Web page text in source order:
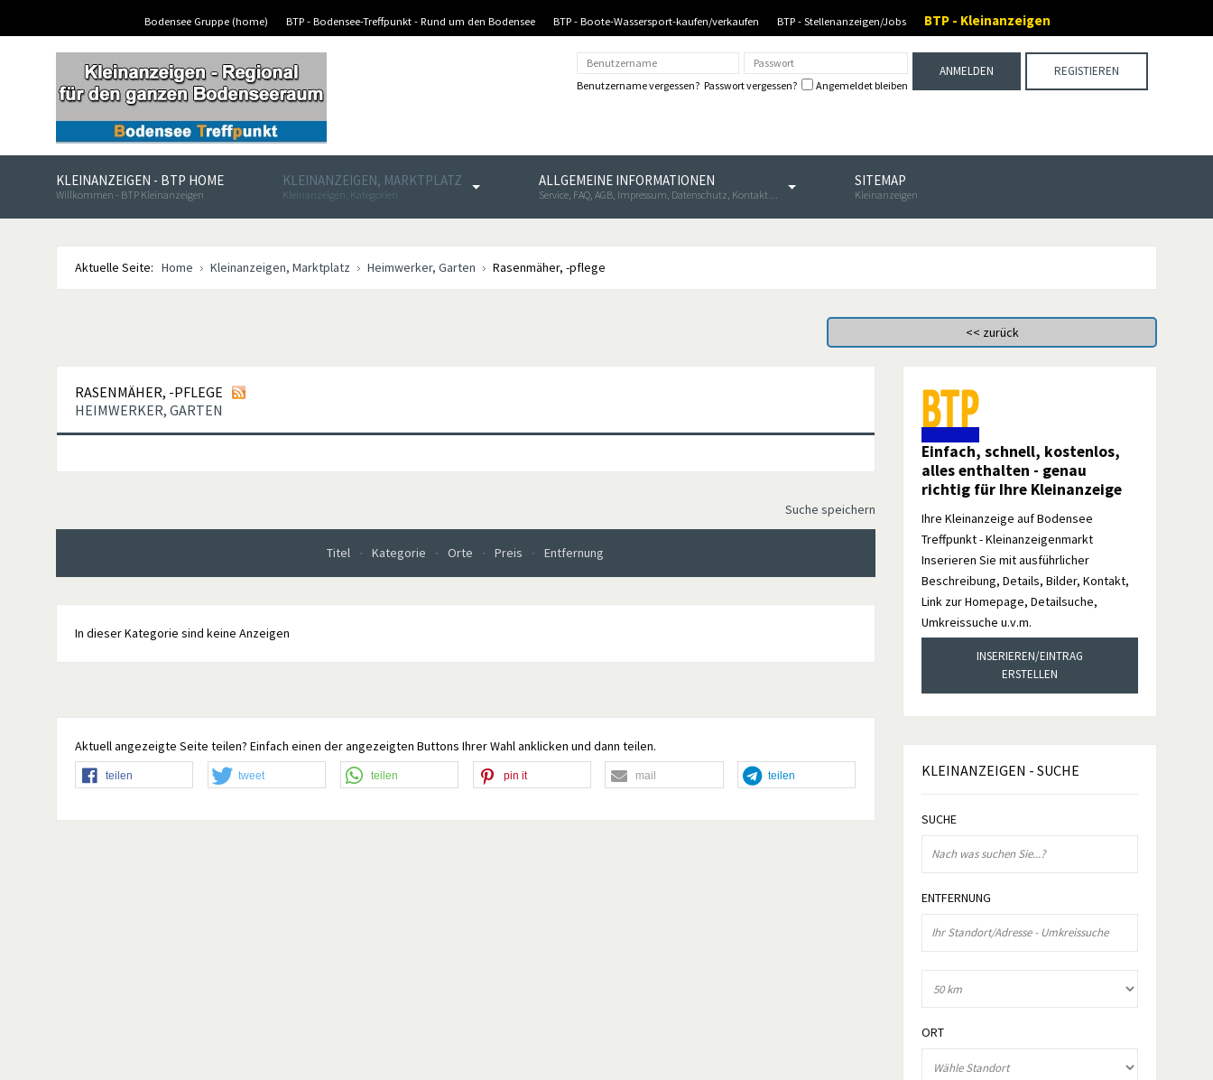
Bodensee Gruppe (home) BTP - Bodensee-Treffpunkt - Rund um den Bodensee BTP - Boote-Wassersport-kaufen/verkaufen BTP - Stellenanzeigen/Jobs BTP - Kleinanzeigen
REGISTIEREN
Benutzername vergessen? Passwort vergessen? Angemeldet bleiben
ANMELDEN
KLEINANZEIGEN - BTP HOME
Willkommen - BTP Kleinanzeigen
KLEINANZEIGEN, MARKTPLATZ
Kleinanzeigen, Kategorien
ALLGEMEINE INFORMATIONEN
Service, FAQ, AGB, Impressum, Datenschutz, Kontakt ...
SITEMAP
Kleinanzeigen
Aktuelle Seite: Home Kleinanzeigen, Marktplatz Heimwerker, Garten Rasenmäher, -pflege
RASENMÄHER, -PFLEGE
HEIMWERKER, GARTEN
Suche speichern
Titel Kategorie Orte Preis Entfernung
In dieser Kategorie sind keine Anzeigen
Aktuell angezeigte Seite teilen? Einfach einen der angezeigten Buttons Ihrer Wahl anklicken und dann teilen.
teilen tweet teilen pin it mail teilen
Einfach, schnell, kostenlos,
alles enthalten - genau
richtig für Ihre Kleinanzeige
Ihre Kleinanzeige auf Bodensee
Treffpunkt - Kleinanzeigenmarkt
Inserieren Sie mit ausführlicher
Beschreibung, Details, Bilder, Kontakt,
Link zur Homepage, Detailsuche,
Umkreissuche u.v.m.
INSERIEREN/EINTRAG
ERSTELLEN
KLEINANZEIGEN - SUCHE
SUCHE
ENTFERNUNG
ORT